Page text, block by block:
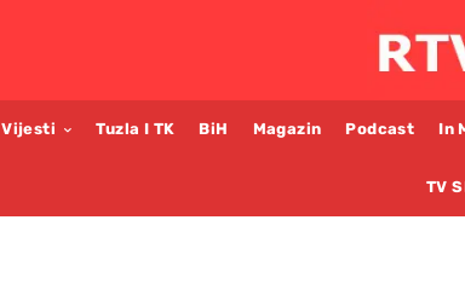
Vijesti Tuzla I TK BiH Magazin Podcast In
TV